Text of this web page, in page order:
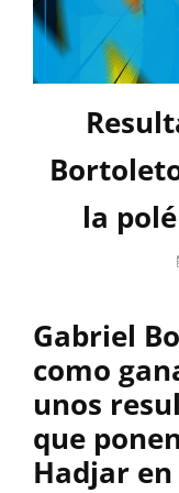
la
Gabriel
como
unos
que
Hadjar